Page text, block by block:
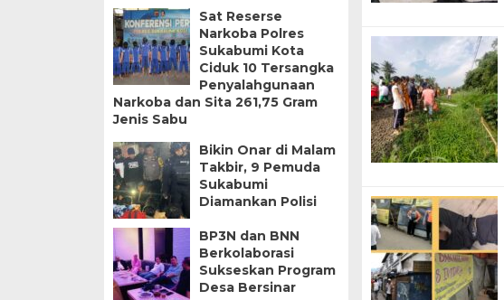
Sat Reserse
Narkoba Polres
Sukabumi Kota
Ciduk 10 Tersangka
Penyalahgunaan
Narkoba dan Sita 261,75 Gram
Jenis Sabu
Bikin Onar di Malam
Takbir, 9 Pemuda
Sukabumi
Diamankan Polisi
BP3N dan BNN
Berkolaborasi
Sukseskan Program
Desa Bersinar